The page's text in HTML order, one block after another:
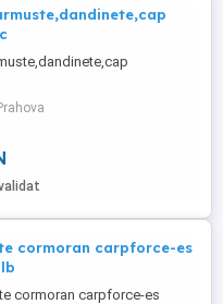
cormoran carpforce-es
cormoran carpforce-es